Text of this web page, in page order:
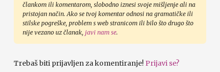
člankom ili komentarom, slobodno iznesi svoje mišljenje ali na
pristojan način. Ako se tvoj komentar odnosi na gramatičke ili
stilske pogreške, problem s web stranicom ili bilo što drugo što
nije vezano uz članak, javi nam se.
Trebaš biti prijavljen za komentiranje! Prijavi se?